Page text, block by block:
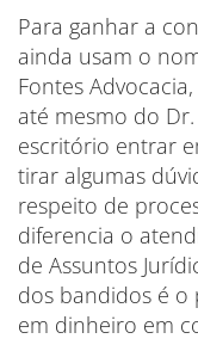
Para ganhar a
ainda usam o
Fontes
até mesmo do
escritório entrar
tirar algumas
respeito de
diferencia o
de Assuntos
dos bandidos é o
em dinheiro em